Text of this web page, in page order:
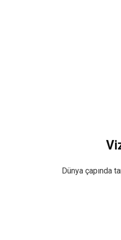
Dünya çapında